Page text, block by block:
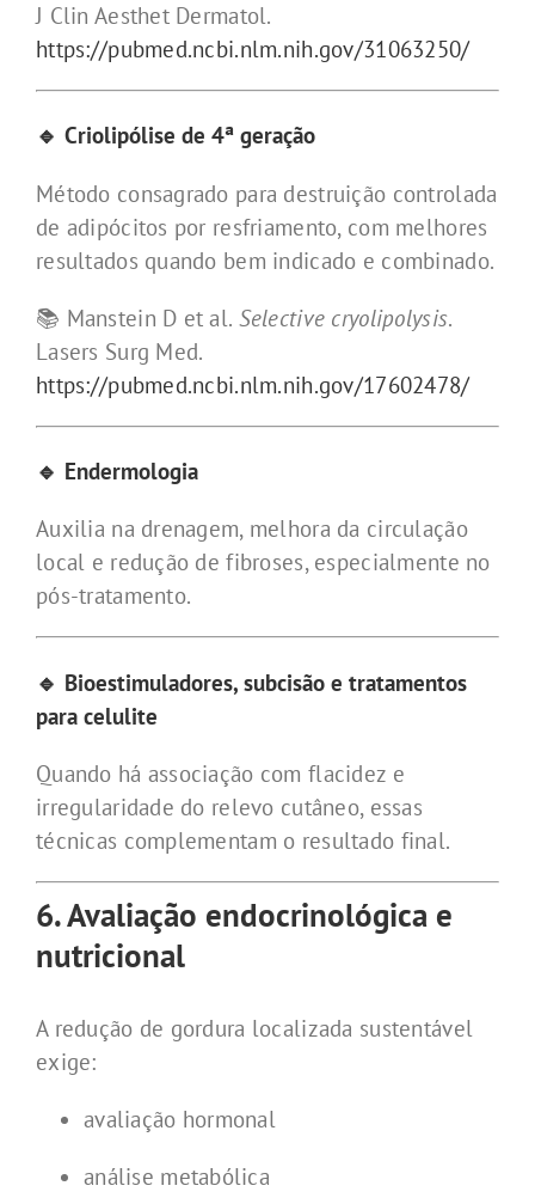
J Clin Aesthet Dermatol.
https://pubmed.ncbi.nlm.nih.gov/31063250/
🔹 Criolipólise de 4ª geração
Método consagrado para destruição controlada
de adipócitos por resfriamento, com melhores
resultados quando bem indicado e combinado.
📚 Manstein D et al. Selective cryolipolysis.
Lasers Surg Med.
https://pubmed.ncbi.nlm.nih.gov/17602478/
🔹 Endermologia
Auxilia na drenagem, melhora da circulação
local e redução de fibroses, especialmente no
pós-tratamento.
🔹 Bioestimuladores, subcisão e tratamentos
para celulite
Quando há associação com flacidez e
irregularidade do relevo cutâneo, essas
técnicas complementam o resultado final.
6. Avaliação endocrinológica e
nutricional
A redução de gordura localizada sustentável
exige:
avaliação hormonal
análise metabólica